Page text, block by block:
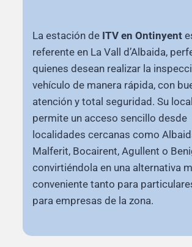
La estación deITV en Ontinyent
referente en La Vall d’Albaida,
quienes desean realizar la
vehículo de manera rápida, con
atención y total seguridad. Su
permite un acceso sencillo desde
localidades cercanas como
Malferit, Bocairent, Agullent o
convirtiéndola en una alternativa
conveniente tanto para
para empresas de la zona.